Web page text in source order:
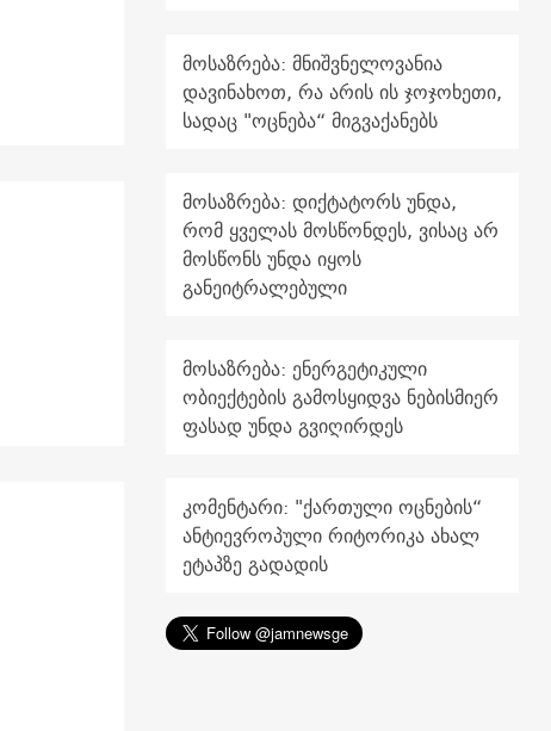
მოსაზრება: მნიშვნელოვანია
დავინახოთ, რა არის ის ჯოჯოხეთი,
სადაც "ოცნება“ მიგვაქანებს
მოსაზრება: დიქტატორს უნდა,
რომ ყველას მოსწონდეს, ვისაც არ
მოსწონს უნდა იყოს
განეიტრალებული
მოსაზრება: ენერგეტიკული
ობიექტების გამოსყიდვა ნებისმიერ
ფასად უნდა გვიღირდეს
კომენტარი: "ქართული ოცნების“
ანტიევროპული რიტორიკა ახალ
ეტაპზე გადადის